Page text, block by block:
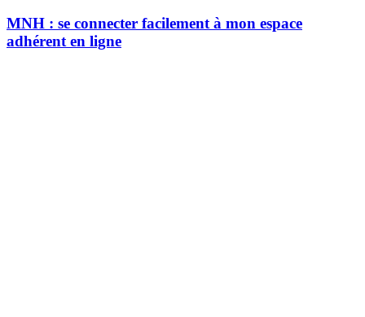
MNH : se connecter facilement à mon espace
adhérent en ligne